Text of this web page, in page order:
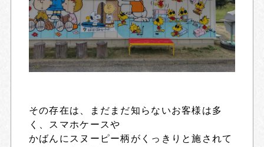
その存在は、まだまだ知らないお客様は多
く、スマホケースや
かばんにスヌーピー柄がくっきりと施されて